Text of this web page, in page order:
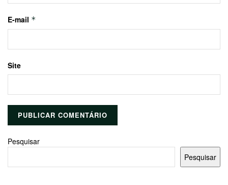
E-mail *
Site
Pesquisar
Pesquisar